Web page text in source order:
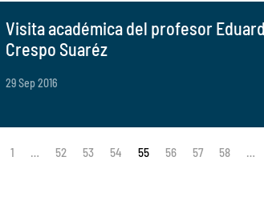
Visita académica del profesor
Crespo Suaréz
29 Sep 2016
1 52 53 54 55 56 57 58